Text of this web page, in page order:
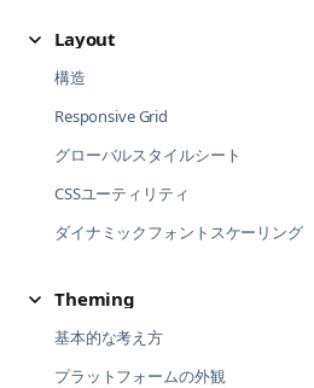
Layout
構造
Responsive Grid
グローバルスタイルシート
CSSユーティリティ
ダイナミックフォントスケーリング
Theming
基本的な考え方
プラットフォームの外観